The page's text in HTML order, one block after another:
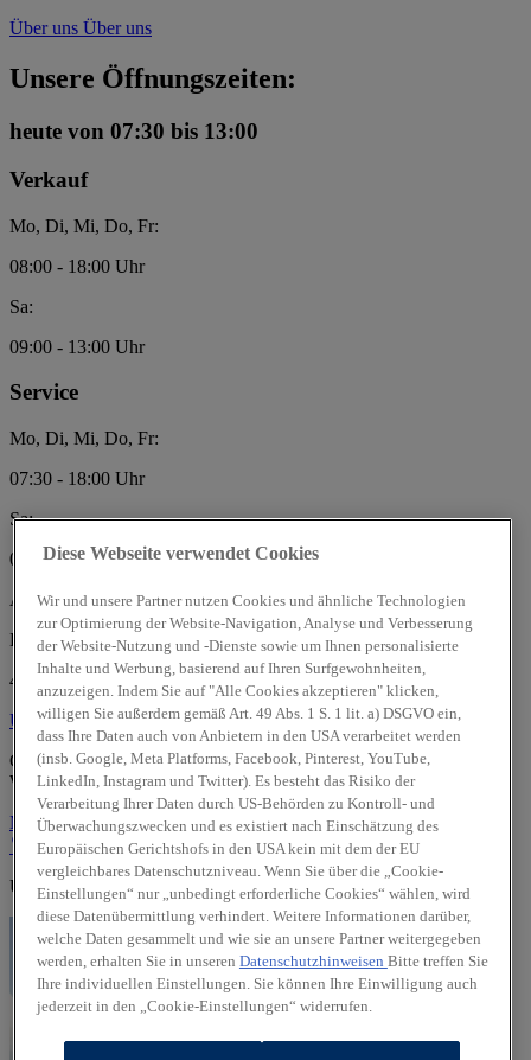
Über uns Über uns
Unsere Öffnungszeiten:
heute von 07:30 bis 13:00
Verkauf
Mo, Di, Mi, Do, Fr:
08:00 - 18:00 Uhr
Sa:
09:00 - 13:00 Uhr
Service
Mo, Di, Mi, Do, Fr:
07:30 - 18:00 Uhr
Sa:
07:30 - 12:00 Uhr
Auto Böcker GmbH
Badberger Straße 46
49610 Quakenbrück
Über unsÜber uns
Geprüfte Gebrauchtwagen:
Wir sind offiziellerHyundai PromisePartner.
Mehr erfahren
Standort
Kontakt 05431/94550Anrufen
Unser Team
Unsere weiteren kompetenten Standorte:
Diese Webseite verwendet Cookies
Wir und unsere Partner nutzen Cookies und ähnliche Technologien
zur Optimierung der Website-Navigation, Analyse und Verbesserung
der Website-Nutzung und -Dienste sowie um Ihnen personalisierte
Inhalte und Werbung, basierend auf Ihren Surfgewohnheiten,
anzuzeigen. Indem Sie auf "Alle Cookies akzeptieren" klicken,
willigen Sie außerdem gemäß Art. 49 Abs. 1 S. 1 lit. a) DSGVO ein,
dass Ihre Daten auch von Anbietern in den USA verarbeitet werden
(insb. Google, Meta Platforms, Facebook, Pinterest, YouTube,
LinkedIn, Instagram und Twitter). Es besteht das Risiko der
Verarbeitung Ihrer Daten durch US-Behörden zu Kontroll- und
Überwachungszwecken und es existiert nach Einschätzung des
Europäischen Gerichtshofs in den USA kein mit dem der EU
vergleichbares Datenschutzniveau. Wenn Sie über die „Cookie-
Einstellungen“ nur „unbedingt erforderliche Cookies“ wählen, wird
diese Datenübermittlung verhindert. Weitere Informationen darüber,
welche Daten gesammelt und wie sie an unsere Partner weitergegeben
werden, erhalten Sie in unseren Datenschutzhinweisen Bitte treffen Sie
Ihre individuellen Einstellungen. Sie können Ihre Einwilligung auch
jederzeit in den „Cookie-Einstellungen“ widerrufen.